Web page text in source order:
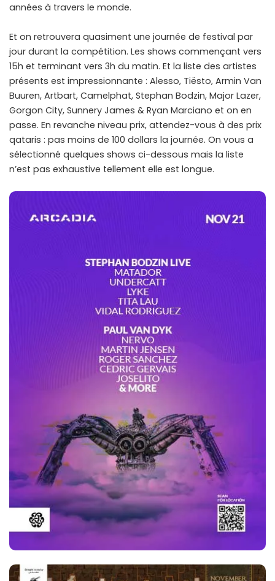
années à travers le monde.
Et on retrouvera quasiment une journée de festival par
jour durant la compétition. Les shows commençant vers
15h et terminant vers 3h du matin. Et la liste des artistes
présents est impressionnante : Alesso, Tiësto, Armin Van
Buuren, Artbart, Camelphat, Stephan Bodzin, Major Lazer,
Gorgon City, Sunnery James & Ryan Marciano et on en
passe. En revanche niveau prix, attendez-vous à des prix
qataris : pas moins de 100 dollars la journée. On vous a
sélectionné quelques shows ci-dessous mais la liste
n’est pas exhaustive tellement elle est longue.